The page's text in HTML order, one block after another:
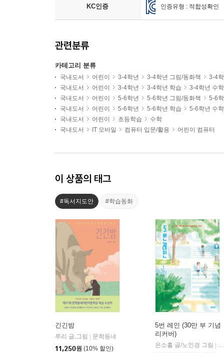
KC인증 인증유형 : 적합성확인
관련분류
카테고리 분류
국내도서 어린이 3-4학년 3-4학년 그림/동화책
3-4
국내도서
어린이 3-4학년 3-4학년 학습
3-4학년 수학
국내도서
어린이 5-6학년 5-6학년 그림/동화책
5-6
국내도서
어린이 5-6학년 5-6학년 학습
5-6학년 수학
국내도서
어린이 초등학습
수학
국내도서
IT 모바일 컴퓨터 입문/활용 어린이 컴퓨터
이 상품의 태그
#독서지도안 #학습동화
긴긴밤
루리 글,그림
문학동네
11,250원 (10% 할인)
5번 레인 (30만 부 기념
리커버)
은소홀 글/노인경 그림